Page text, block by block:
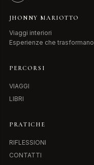
JHONNY MARIOTTO
Viaggi interiori
Esperienze che trasformano
PERCORSI
VIAGGI
LIBRI
PRATICHE
RIFLESSIONI
CONTATTI